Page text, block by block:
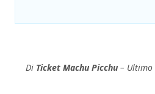
Di Ticket Machu Picchu –